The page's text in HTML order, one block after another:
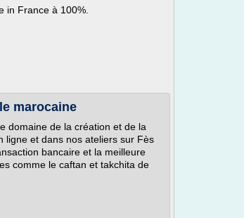
in France à 100%.
marocaine
domaine de la création et de la
ligne et dans nos ateliers sur Fès
bancaire et la meilleure
comme le caftan et takchita de